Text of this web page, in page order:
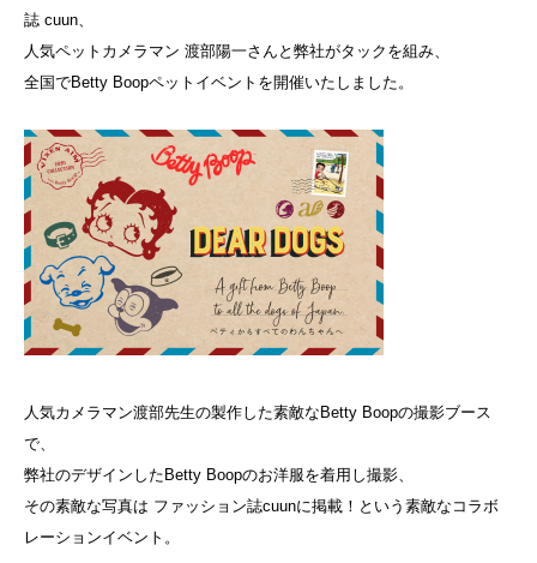
誌 cuun、
人気ペットカメラマン 渡部陽一さんと弊社がタックを組み、
全国でBetty Boopペットイベントを開催いたしました。
人気カメラマン渡部先生の製作した素敵なBetty Boopの撮影ブース
で、
弊社のデザインしたBetty Boopのお洋服を着用し撮影、
その素敵な写真は ファッション誌cuunに掲載！という素敵なコラボ
レーションイベント。